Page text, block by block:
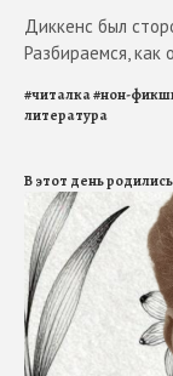
Диккенс был
Разбираемся, как
#читалка#нон-
литература
В этот день родились